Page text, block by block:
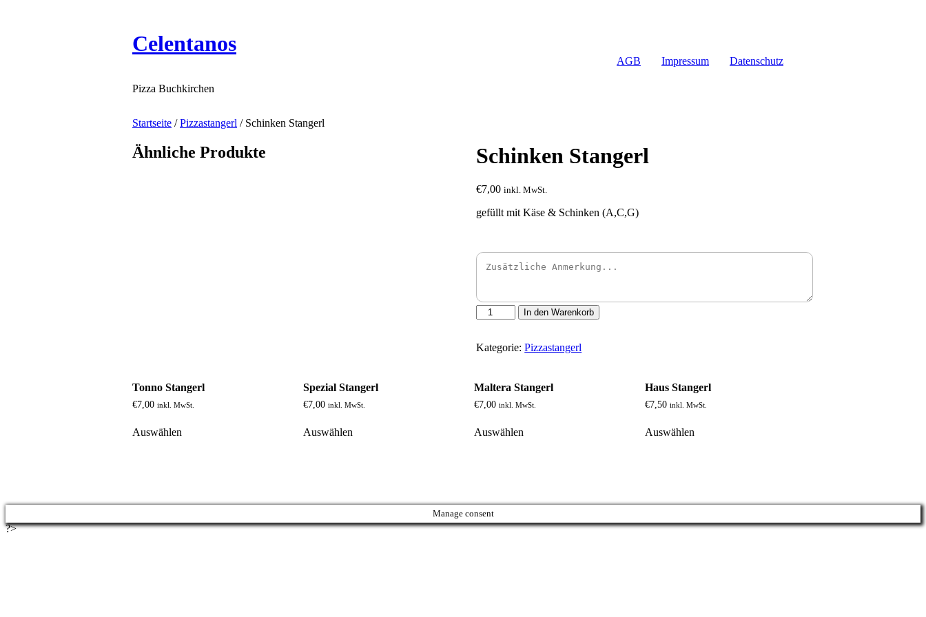
Celentanos
Pizza Buchkirchen
AGB Impressum Datenschutz
Startseite /Pizzastangerl / Schinken Stangerl
Schinken Stangerl
€7,00 inkl. MwSt.
gefüllt mit Käse & Schinken (A,C,G)
Schinken
Stangerl
In den Warenkorb
Kategorie:Pizzastangerl
Ähnliche Produkte
Tonno Stangerl
€7,00 inkl. MwSt.
Auswählen
Spezial Stangerl
€7,00 inkl. MwSt.
Auswählen
Maltera Stangerl
€7,00 inkl. MwSt.
Auswählen
Haus Stangerl
€7,50 inkl. MwSt.
Auswählen
Manage consent
?>